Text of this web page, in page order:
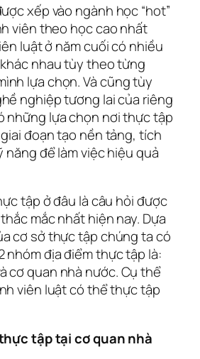
xếp vào ngành học “hot”
viên theo học cao nhất
luật ở năm cuối có nhiều
nhau tùy theo từng
lựa chọn. Và cũng tùy
nghiệp tương lai của riêng
những lựa chọn nơi thực tập
đoạn tạo nền tảng, tích
năng để làm việc hiệu quả
tập ở đâu là câu hỏi được
mắc nhất hiện nay. Dựa
cơ sở thực tập chúng ta có
nhóm địa điểm thực tập là:
cơ quan nhà nước. Cụ thể
viên luật có thể thực tập
tập tại cơ quan nhà